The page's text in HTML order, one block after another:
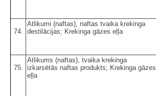
74.
Atlikumi (naftas), naftas tvaika krekinga
destilācijas; Krekinga gāzes eļļa
75.
Atlikums (naftas), tvaika krekinga
izkarsētās naftas produkts; Krekinga gāzes
eļļa